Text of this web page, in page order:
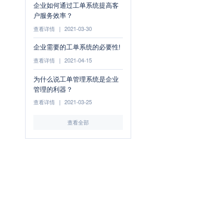
企业如何通过工单系统提高客
户服务效率？
查看详情 | 2021-03-30
企业需要的工单系统的必要性!
查看详情 | 2021-04-15
为什么说工单管理系统是企业
管理的利器？
查看详情 | 2021-03-25
查看全部